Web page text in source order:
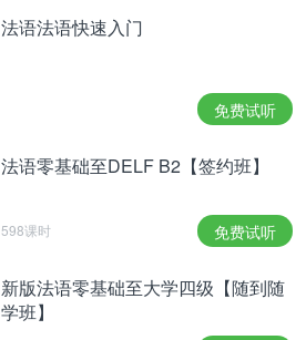
法语法语快速入门
免费试听
法语零基础至DELF B2【签约班】
598课时 免费试听
新版法语零基础至大学四级【随到随
学班】